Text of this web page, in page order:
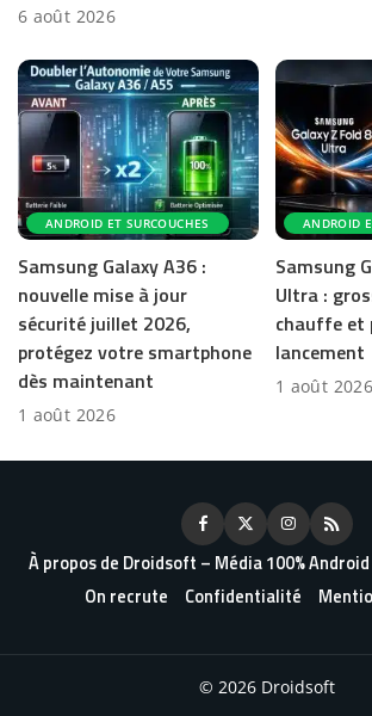
6 août 2026
ANDROID ET SURCOUCHES
Samsung Galaxy A36 :
nouvelle mise à jour
sécurité juillet 2026,
protégez votre smartphone
dès maintenant
1 août 2026
ANDROID
Samsung
Ultra :
chauffe et
lancement
1 août 2026
À propos de Droidsoft – Média 100% Android
On recrute
Confidentialité
© 2026 Droidsoft